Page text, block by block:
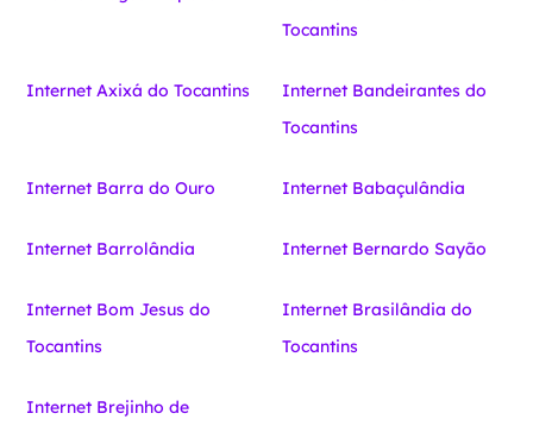
Tocantins
Internet Axixá do Tocantins
Internet Bandeirantes do
Tocantins
Internet Barra do Ouro Internet Babaçulândia
Internet Barrolândia Internet Bernardo Sayão
Internet Bom Jesus do
Tocantins
Internet Brasilândia do
Tocantins
Internet Brejinho de